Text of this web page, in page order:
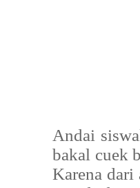
Andai
bakal cuek
Karena dari